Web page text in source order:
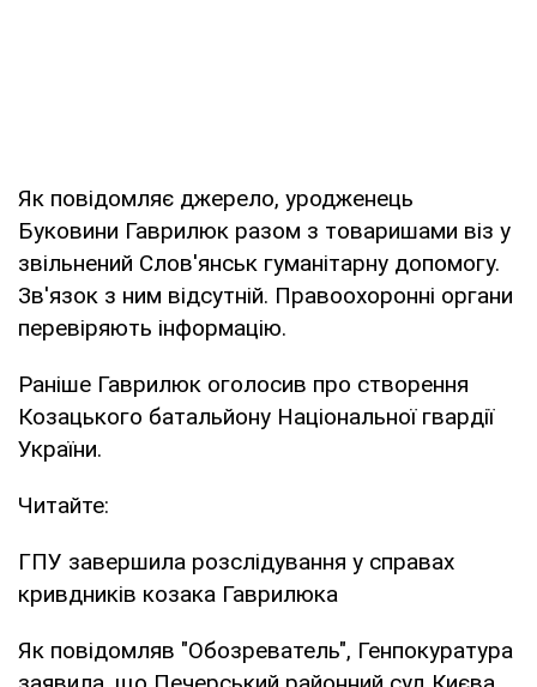
Як повідомляє джерело, уродженець
Буковини Гаврилюк разом з товаришами віз у
звільнений Слов'янськ гуманітарну допомогу.
Зв'язок з ним відсутній. Правоохоронні органи
перевіряють інформацію.
Раніше Гаврилюк оголосив про створення
Козацького батальйону Національної гвардії
України.
Читайте:
ГПУ завершила розслідування у справах
кривдників козака Гаврилюка
Як повідомляв "Обозреватель", Генпокуратура